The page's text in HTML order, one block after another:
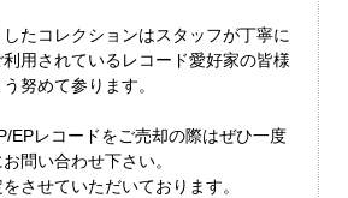
たコレクションはスタッフが丁寧に
用されているレコード愛好家の皆様
努めて参ります。
EPレコードをご売却の際はぜひ一度
問い合わせ下さい。
させていただいております。